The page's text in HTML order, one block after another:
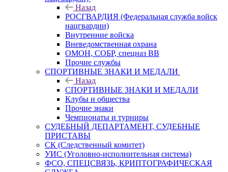
Назад
РОСГВАРДИЯ (Федеральная служба войск
нацгвардии)
Внутренние войска
Вневедомственная охрана
ОМОН, СОБР, спецназ ВВ
Прочие службы
СПОРТИВНЫЕ ЗНАКИ И МЕДАЛИ
Назад
СПОРТИВНЫЕ ЗНАКИ И МЕДАЛИ
Клубы и общества
Прочие знаки
Чемпионаты и турниры
СУДЕБНЫЙ ДЕПАРТАМЕНТ, СУДЕБНЫЕ
ПРИСТАВЫ
СК (Следственный комитет)
УИС (Уголовно-исполнительная система)
ФСО, СПЕЦСВЯЗЬ, КРИПТОГРАФИЧЕСКАЯ